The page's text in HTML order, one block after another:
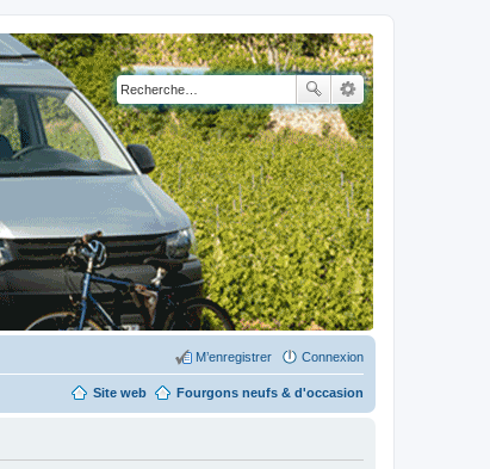
Connexion
M’enregistrer
Fourgons neufs & d'occasion
Site web